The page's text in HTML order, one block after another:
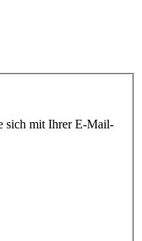
sich mit Ihrer E-Mail-